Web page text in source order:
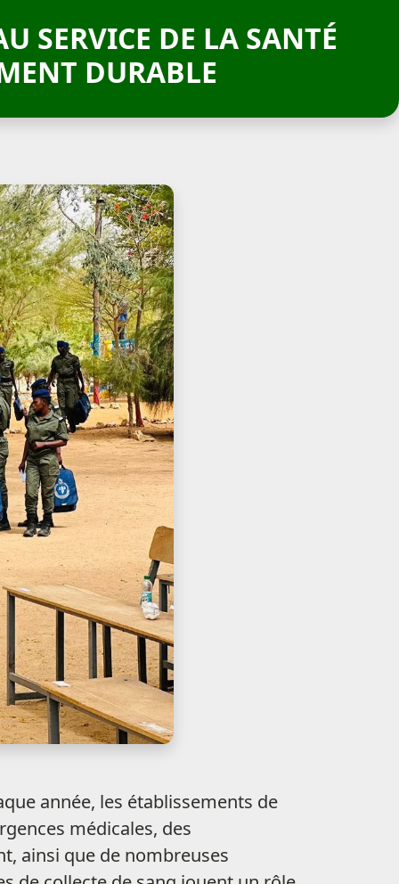
SERVICE DE LA SANTÉ
DURABLE
année, les établissements de
médicales, des
ainsi que de nombreuses